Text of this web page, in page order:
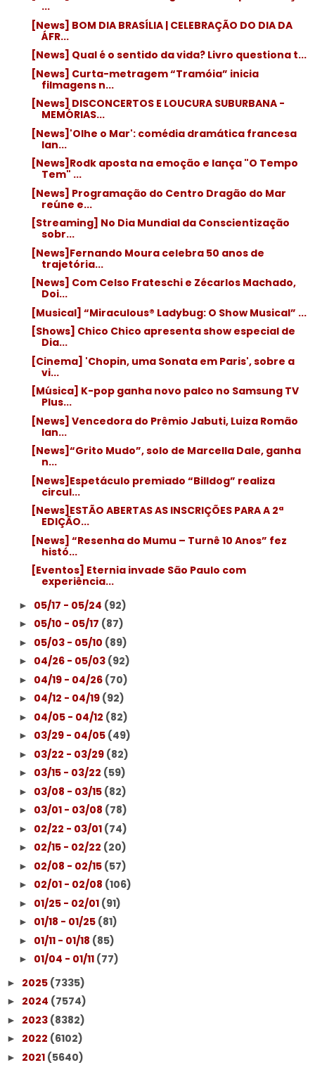
...
[News] BOM DIA BRASÍLIA | CELEBRAÇÃO DO DIA DA
ÁFR...
[News] Qual é o sentido da vida? Livro questiona t...
[News] Curta-metragem “Tramóia” inicia
filmagens n...
[News] DISCONCERTOS E LOUCURA SUBURBANA -
MEMÓRIAS...
[News]'Olhe o Mar': comédia dramática francesa
lan...
[News]Rodk aposta na emoção e lança "O Tempo
Tem" ...
[News] Programação do Centro Dragão do Mar
reúne e...
[Streaming] No Dia Mundial da Conscientização
sobr...
[News]Fernando Moura celebra 50 anos de
trajetória...
[News] Com Celso Frateschi e Zécarlos Machado,
Doi...
[Musical] “Miraculous® Ladybug: O Show Musical” ...
[Shows] Chico Chico apresenta show especial de
Dia...
[Cinema] 'Chopin, uma Sonata em Paris', sobre a
vi...
[Música] K-pop ganha novo palco no Samsung TV
Plus...
[News] Vencedora do Prêmio Jabuti, Luiza Romão
lan...
[News]“Grito Mudo”, solo de Marcella Dale, ganha
n...
[News]Espetáculo premiado “Billdog” realiza
circul...
[News]ESTÃO ABERTAS AS INSCRIÇÕES PARA A 2ª
EDIÇÃO...
[News] “Resenha do Mumu – Turnê 10 Anos” fez
histó...
[Eventos] Eternia invade São Paulo com
experiência...
► 05/17 - 05/24 (92)
► 05/10 - 05/17 (87)
► 05/03 - 05/10 (89)
► 04/26 - 05/03 (92)
► 04/19 - 04/26 (70)
► 04/12 - 04/19 (92)
► 04/05 - 04/12 (82)
► 03/29 - 04/05 (49)
► 03/22 - 03/29 (82)
► 03/15 - 03/22 (59)
► 03/08 - 03/15 (82)
► 03/01 - 03/08 (78)
► 02/22 - 03/01 (74)
► 02/15 - 02/22 (20)
► 02/08 - 02/15 (57)
► 02/01 - 02/08 (106)
► 01/25 - 02/01 (91)
► 01/18 - 01/25 (81)
► 01/11 - 01/18 (85)
► 01/04 - 01/11 (77)
► 2025 (7335)
► 2024 (7574)
► 2023 (8382)
► 2022 (6102)
► 2021 (5640)